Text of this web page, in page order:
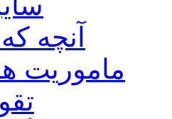
آنچه
ماموریت